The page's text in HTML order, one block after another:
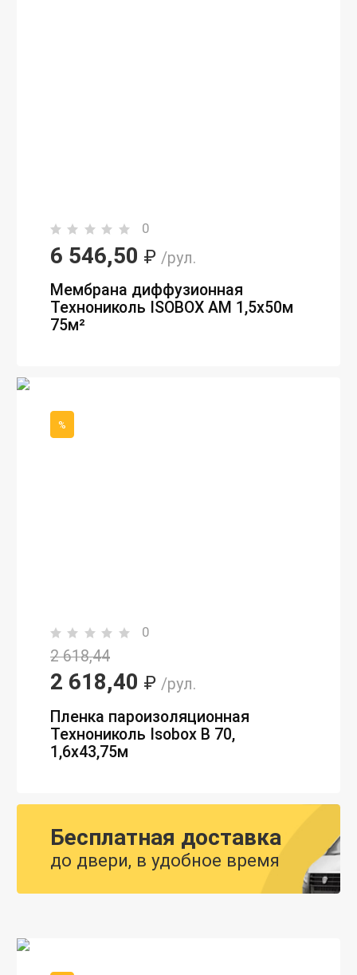
0
6 546,50 ₽ /рул.
Мембрана диффузионная
Технониколь ISOBOX AM 1,5х50м
75м²
%
0
2 618,44
2 618,40 ₽ /рул.
Пленка пароизоляционная
Технониколь Isobox В 70,
1,6х43,75м
Бесплатная доставка
до двери, в удобное время